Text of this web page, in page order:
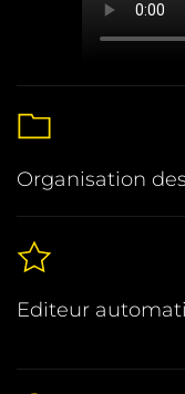
Organisation
Editeur